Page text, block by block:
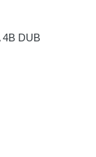
4B DUB